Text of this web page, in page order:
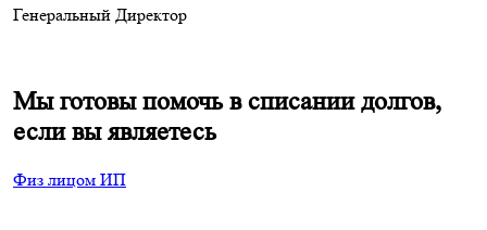
Генеральный Директор
Мы готовы помочь в списании долгов,
если вы являетесь
Физ лицом ИП